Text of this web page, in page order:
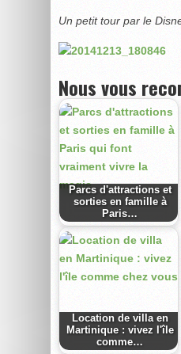
Un petit tour par le
Nous vous
Parcs d'attractions et
sorties en famille à
Paris…
Location de villa en
Martinique : vivez l'île
comme…